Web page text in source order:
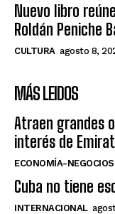
Nuevo libro
Roldán Peniche
CULTURA agosto 8,
MÁS LEIDOS
Atraen grandes
interés de
ECONOMÍA-NEGOCIOS
Cuba no tiene
INTERNACIONAL